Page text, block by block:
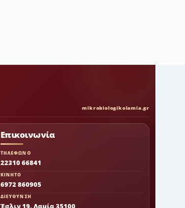
mikrobiologikolamia.gr
Επικοινωνία
ΤΗΛΕΦΩΝΟ
22310 66841
ΚΙΝΗΤΟ
6972 860905
ΔΙΕΥΘΥΝΣΗ
Έσλιν 19, Λαμία 35100